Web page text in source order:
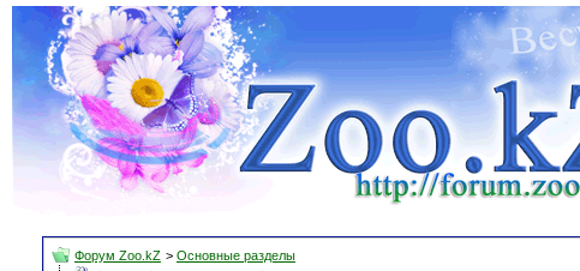
Форум Zoo.kZ > Основные разделы